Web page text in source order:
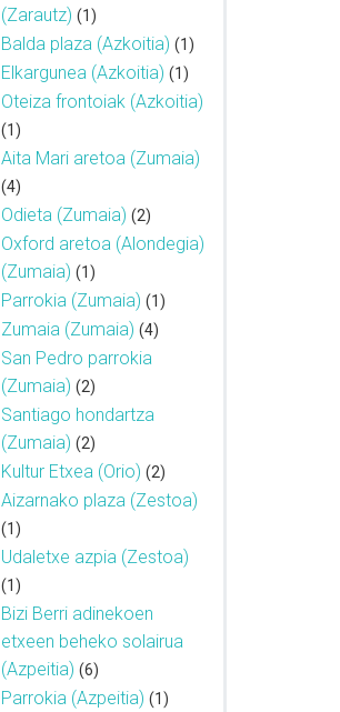
(Zarautz) (1)
Balda plaza (Azkoitia) (1)
Elkargunea (Azkoitia) (1)
Oteiza frontoiak (Azkoitia)
(1)
Aita Mari aretoa (Zumaia)
(4)
Odieta (Zumaia) (2)
Oxford aretoa (Alondegia)
(Zumaia) (1)
Parrokia (Zumaia) (1)
Zumaia (Zumaia) (4)
San Pedro parrokia
(Zumaia) (2)
Santiago hondartza
(Zumaia) (2)
Kultur Etxea (Orio) (2)
Aizarnako plaza (Zestoa)
(1)
Udaletxe azpia (Zestoa)
(1)
Bizi Berri adinekoen
etxeen beheko solairua
(Azpeitia) (6)
Parrokia (Azpeitia) (1)